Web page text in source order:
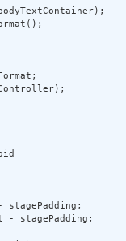
stagePadding;
- stagePadding;